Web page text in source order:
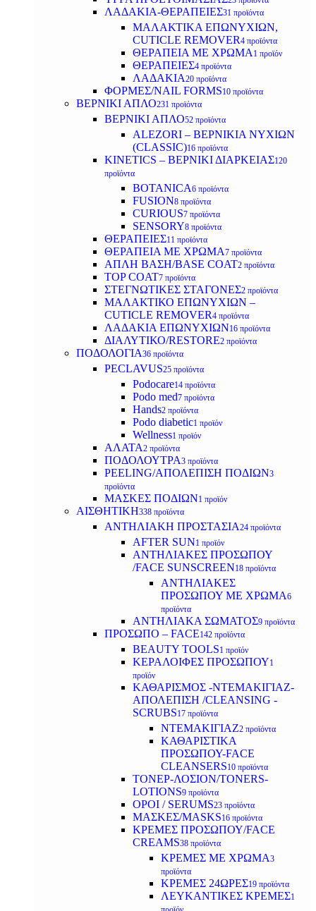
ΛΑΔΑΚΙΑ-ΘΕΡΑΠΕΙΕΣ31 προϊόντα
ΜΑΛΑΚΤΙΚΑ ΕΠΩΝΥΧΙΩΝ,
CUTICLE REMOVER4 προϊόντα
ΘΕΡΑΠΕΙΑ ΜΕ ΧΡΩΜΑ 1 προϊόν
ΘΕΡΑΠΕΙΕΣ4 προϊόντα
ΛΑΔΑΚΙΑ20 προϊόντα
ΦΟΡΜΕΣ/NAIL FORMS10 προϊόντα
ΒΕΡΝΙΚΙ ΑΠΛΟ231 προϊόντα
ΒΕΡΝΙΚΙ ΑΠΛΟ52 προϊόντα
ALEZORI – ΒΕΡΝΙΚΙΑ ΝΥΧΙΩΝ
(CLASSIC)16 προϊόντα
KINETICS – ΒΕΡΝΙΚΙ ΔΙΑΡΚΕΙΑΣ120
προϊόντα
BOTANICA6 προϊόντα
FUSION8 προϊόντα
CURIOUS7 προϊόντα
SENSORY8 προϊόντα
ΘΕΡΑΠΕΙΕΣ11 προϊόντα
ΘΕΡΑΠΕΙΑ ΜΕ ΧΡΩΜΑ7 προϊόντα
ΑΠΛΗ ΒΑΣΗ/BASE COAT2 προϊόντα
TOP COAT7 προϊόντα
ΣΤΕΓΝΩΤΙΚΕΣ ΣΤΑΓΟΝΕΣ2 προϊόντα
ΜΑΛΑΚΤΙΚΟ ΕΠΩΝΥΧΙΩΝ –
CUTICLE REMOVER4 προϊόντα
ΛΑΔΑΚΙΑ ΕΠΩΝΥΧΙΩΝ16 προϊόντα
ΔΙΑΛΥΤΙΚΟ/RESTORE2 προϊόντα
ΠΟΔΟΛΟΓΙΑ36 προϊόντα
PECLAVUS25 προϊόντα
Podocare14 προϊόντα
Podo med7 προϊόντα
Hands2 προϊόντα
Podo diabetic1 προϊόν
Wellness1 προϊόν
ΑΛΑΤΑ2 προϊόντα
ΠΟΔΟΛΟΥΤΡΑ3 προϊόντα
PEELING/ΑΠΟΛΕΠΙΣΗ ΠΟΔΙΩΝ3
προϊόντα
ΜΑΣΚΕΣ ΠΟΔΙΩΝ1 προϊόν
ΑΙΣΘΗΤΙΚΗ338 προϊόντα
ΑΝΤΗΛΙΑΚΗ ΠΡΟΣΤΑΣΙΑ24 προϊόντα
AFTER SUN1 προϊόν
ΑΝΤΗΛΙΑΚΕΣ ΠΡΟΣΩΠΟΥ
/FACE SUNSCREEN18 προϊόντα
ΑΝΤΗΛΙΑΚΕΣ
ΠΡΟΣΩΠΟΥ ΜΕ ΧΡΩΜΑ6
προϊόντα
ΑΝΤΗΛΙΑΚΑ ΣΩΜΑΤΟΣ9 προϊόντα
ΠΡΟΣΩΠΟ – FACE142 προϊόντα
BEAUTY TOOLS1 προϊόν
ΚΕΡΑΛΟΙΦΕΣ ΠΡΟΣΩΠΟΥ1
προϊόν
ΚΑΘΑΡΙΣΜΟΣ -ΝΤΕΜΑΚΙΓΙΑΖ-
ΑΠΟΛΕΠΙΣΗ /CLEANSING -
SCRUBS17 προϊόντα
ΝΤΕΜΑΚΙΓΙΑΖ2 προϊόντα
ΚΑΘΑΡΙΣΤΙΚΑ
ΠΡΟΣΩΠΟΥ-FACE
CLEANSERS10 προϊόντα
ΤΟΝΕΡ-ΛΟΣΙΟΝ/TONERS-
LOTIONS9 προϊόντα
ΟΡΟΙ / SERUMS23 προϊόντα
ΜΑΣΚΕΣ/MASKS16 προϊόντα
ΚΡΕΜΕΣ ΠΡΟΣΩΠΟΥ/FACE
CREAMS38 προϊόντα
ΚΡΕΜΕΣ ΜΕ ΧΡΩΜΑ3
προϊόντα
ΚΡΕΜΕΣ 24ΩΡΕΣ19 προϊόντα
ΛΕΥΚΑΝΤΙΚΕΣ ΚΡΕΜΕΣ1